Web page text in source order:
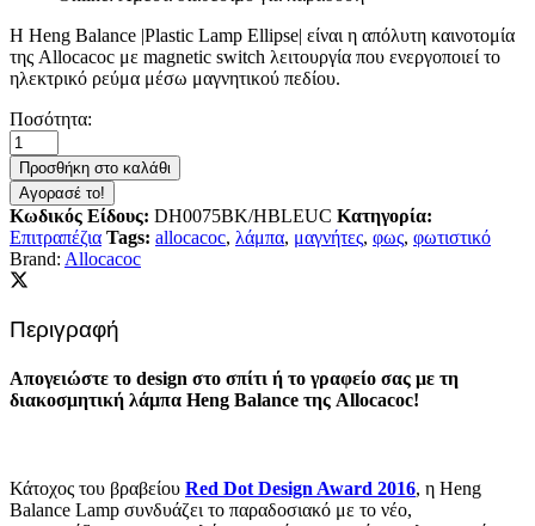
Η Heng Balance |Plastic Lamp Ellipse| είναι η απόλυτη καινοτομία
της Allocacoc με magnetic switch λειτουργία που ενεργοποιεί το
ηλεκτρικό ρεύμα μέσω μαγνητικού πεδίου.
Allocacoc
Heng
Balance
Type-
C
|Plastic
Lamp
Ellipse|
Διακοσμητική
με
διακόπτη
(Μαύρο)
Ποσότητα:
Προσθήκη στο καλάθι
Αγορασέ το!
Κωδικός Είδους: DH0075BK/HBLEUC Κατηγορία:
Επιτραπέζια Tags: allocacoc, λάμπα, μαγνήτες, φως, φωτιστικό
Brand: Allocacoc
Περιγραφή
Απογειώστε το design στο σπίτι ή το γραφείο σας με τη
διακοσμητική λάμπα Heng Balance της Allocacoc!
Κάτοχος του βραβείου Red Dot Design Award 2016, η Heng
Balance Lamp συνδυάζει το παραδοσιακό με το νέο,